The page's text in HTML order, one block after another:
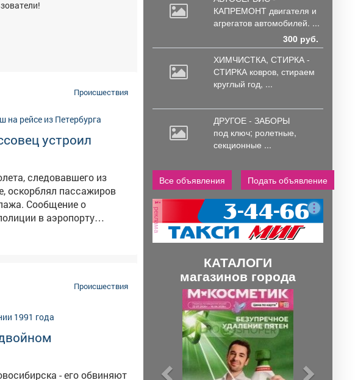
Происшествия
устроил
следовавшего из
оскорблял пассажиров
о
в аэропорту
из Санкт-Петербурга.
Мысков в дальнейшем
нецензурной лексики,
агрессию и распивал
медицинское
хулиганство" и
Происшествия
- его обвиняют
КАПРЕМОНТ двигателя и
агрегатов автомобилей. ...
300 руб.
ХИМЧИСТКА, СТИРКА -
СТИРКА ковров, стираем
круглый год, ...
ДРУГОЕ - ЗАБОРЫ
под ключ; ролетные,
секционные ...
Все объявления Подать объявление
реклама
КАТАЛОГИ
магазинов города